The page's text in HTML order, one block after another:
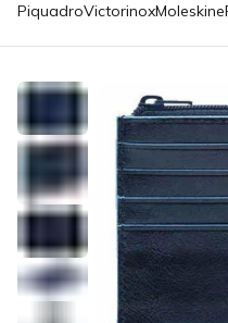
PiquadroVictorinoxMoleskine